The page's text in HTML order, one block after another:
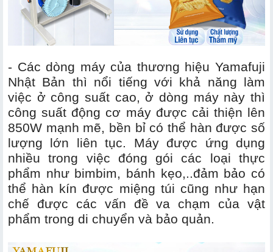
- Các dòng máy của thương hiệu Yamafuji
Nhật Bản thì nổi tiếng với khả năng làm
việc ở công suất cao, ở dòng máy này thì
công suất động cơ máy được cải thiện lên
850W mạnh mẽ, bền bỉ có thể hàn được số
lượng lớn liên tục. Máy được ứng dụng
nhiều trong việc đóng gói các loại thực
phẩm như bimbim, bánh kẹo,..đảm bảo có
thể hàn kín được miệng túi cũng như hạn
chế được các vấn đề va chạm của vật
phẩm trong di chuyển và bảo quản.